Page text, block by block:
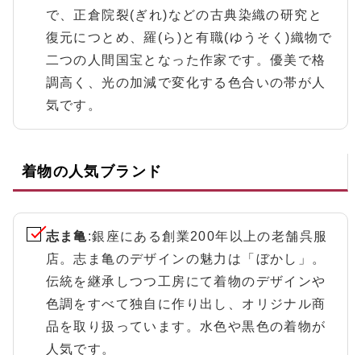
で、正倉院裂(ぎれ)などの古典染織の研究と
復元につとめ、羅(ら)と有職(ゆうそく)織物で
二つの人間国宝となった作家です。優美で格
調高く、光の加減で変化する色合いの帯が人
気です。
着物の人気ブランド
志ま亀:銀座にある創業200年以上の老舗呉服
店。志ま亀のデザインの魅力は「ぼかし」。
伝統を継承しつつ工房にて着物のデザインや
色調をすべて独自に作り出し、オリジナル商
品を取り扱っています。水色や黒色の着物が
人気です。